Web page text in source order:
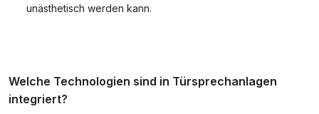
unästhetisch werden kann.
Welche Technologien sind in Türsprechanlagen
integriert?